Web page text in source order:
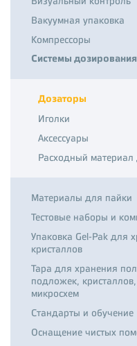
Вакуумная упаковка
Компрессоры
Системы дозирования
Дозаторы
Иголки
Аксессуары
Расходный
Материалы для пайки
Тестовые наборы и
Упаковка Gel-Pak для
кристаллов
Тара для хранения
подложек,
микросхем
Стандарты и обучение
Оснащение чистых